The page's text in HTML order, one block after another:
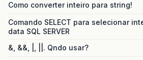
Como converter inteiro para string!
Comando SELECT para selecionar
data SQL SERVER
&, &&, |, ||. Qndo usar?